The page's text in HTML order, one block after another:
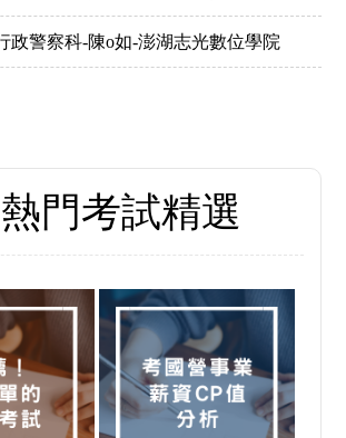
政警察科-陳o如-澎湖志光數位學院
熱門考試精選